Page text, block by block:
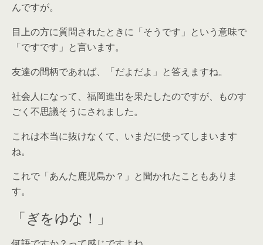
んですが。
目上の方に質問されたときに「そうです」という意味で
「ですです」と言います。
友達の間柄であれば、「だよだよ」と答えますね。
社会人になって、福岡進出を果たしたのですが、ものす
ごく不思議そうにされました。
これは本当に抜けなくて、いまだに使ってしまいます
ね。
これで「あんた鹿児島か？」と聞かれたこともありま
す。
「ぎをゆな！」